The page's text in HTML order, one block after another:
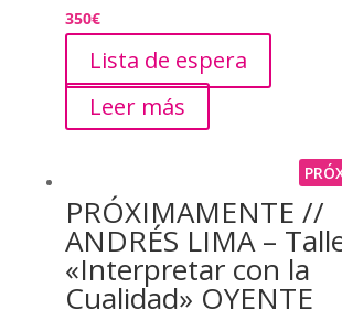
350€
Lista de espera
Leer más
PRÓXIMAMENTE //
ANDRÉS LIMA –
«Interpretar con la
Cualidad» OYENTE